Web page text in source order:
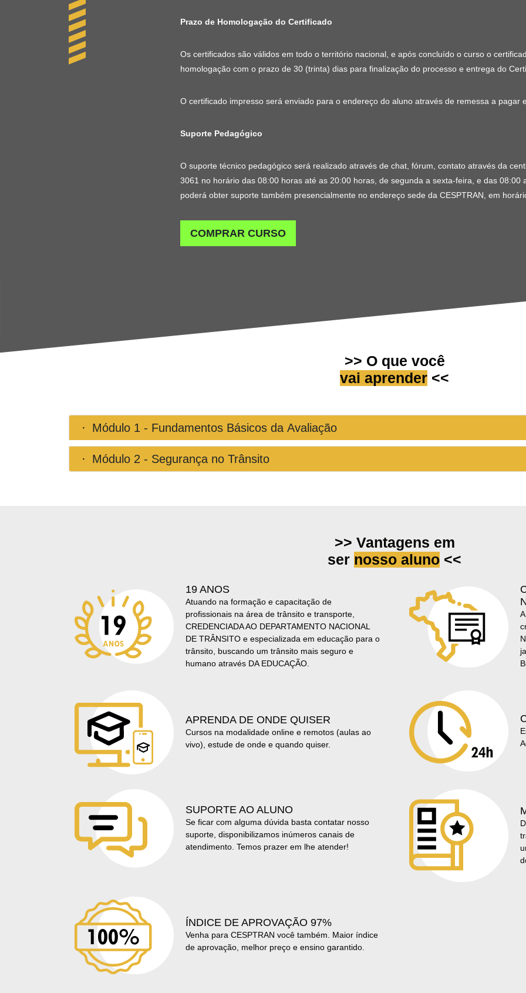
Prazo de Homologação do Certificado
Os certificados são válidos em todo o território nacional, e após concluído o curso o
homologação com o prazo de 30 (trinta) dias para finalização do processo e entrega do
O certificado impresso será enviado para o endereço do aluno através de remessa a pagar
Suporte Pedagógico
O suporte técnico pedagógico será realizado através de chat, fórum, contato através da
3061 no horário das 08:00 horas até as 20:00 horas, de segunda a sexta-feira, e das
poderá obter suporte também presencialmente no endereço sede da CESPTRAN, em
COMPRAR CURSO
>> O que você
vai aprender <<
Módulo 1 - Fundamentos Básicos da Avaliação
Módulo 2 - Segurança no Trânsito
>> Vantagens em
ser nosso aluno <<
19 ANOS
Atuando na formação e capacitação de
profissionais na área de trânsito e transporte,
CREDENCIADA AO DEPARTAMENTO NACIONAL
DE TRÂNSITO e especializada em educação para o
trânsito, buscando um trânsito mais seguro e
humano através DA EDUCAÇÃO.
APRENDA DE ONDE QUISER
Cursos na modalidade online e remotos (aulas ao
vivo), estude de onde e quando quiser.
SUPORTE AO ALUNO
Se ficar com alguma dúvida basta contatar nosso
suporte, disponibilizamos inúmeros canais de
atendimento. Temos prazer em lhe atender!
ÍNDICE DE APROVAÇÃO 97%
Venha para CESPTRAN você também. Maior índice
de aprovação, melhor preço e ensino garantido.